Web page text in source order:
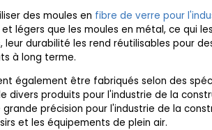
des moules en fibre de verre pour
légers que les moules en métal, ce qui
durabilité les rend réutilisables pour
à long terme.
également être fabriqués selon des
produits pour l'industrie de la
précision pour l'industrie de la
et les équipements de plein air.